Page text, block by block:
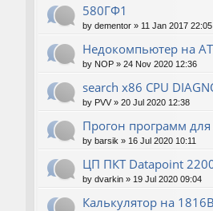
580ГФ1
by dementor » 11 Jan 2017 22:05
Недокомпьютер на
by NOP » 24 Nov 2020 12:36
search x86 CPU
by PVV » 20 Jul 2020 12:38
Прогон программ
by barsik » 16 Jul 2020 10:11
ЦП ПКТ Datapoint
by dvarkin » 19 Jul 2020 09:04
Калькулятор на